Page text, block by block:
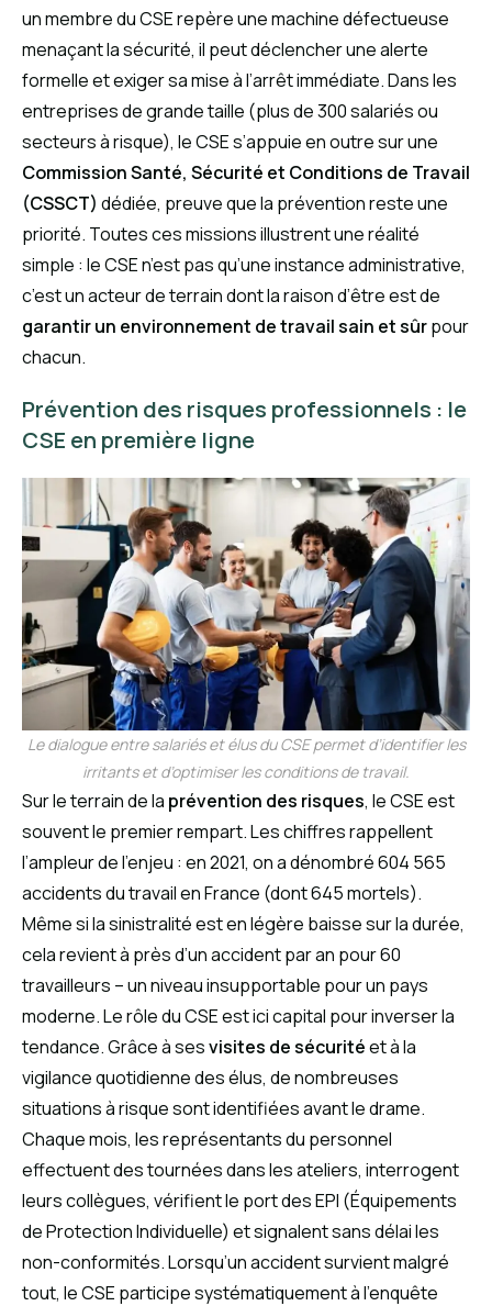
un membre du CSE repère une machine défectueuse
menaçant la sécurité, il peut déclencher une alerte
formelle et exiger sa mise à l’arrêt immédiate. Dans les
entreprises de grande taille (plus de 300 salariés ou
secteurs à risque), le CSE s’appuie en outre sur une
Commission Santé, Sécurité et Conditions de Travail
(CSSCT) dédiée, preuve que la prévention reste une
priorité. Toutes ces missions illustrent une réalité
simple : le CSE n’est pas qu’une instance administrative,
c’est un acteur de terrain dont la raison d’être est de
garantir un environnement de travail sain et sûrpour
chacun.
Prévention des risques professionnels : le
CSE en première ligne
Le dialogue entre salariés et élus du CSE permet d’identifier les
irritants et d’optimiser les conditions de travail.
Sur le terrain de la prévention des risques, le CSE est
souvent le premier rempart. Les chiffres rappellent
l’ampleur de l’enjeu : en 2021, on a dénombré 604 565
accidents du travail en France (dont 645 mortels).
Même si la sinistralité est en légère baisse sur la durée,
cela revient à près d’un accident par an pour 60
travailleurs – un niveau insupportable pour un pays
moderne. Le rôle du CSE est ici capital pour inverser la
tendance. Grâce à sesvisites de sécuritéet à la
vigilance quotidienne des élus, de nombreuses
situations à risque sont identifiées avant le drame.
Chaque mois, les représentants du personnel
effectuent des tournées dans les ateliers, interrogent
leurs collègues, vérifient le port des EPI (Équipements
de Protection Individuelle) et signalent sans délai les
non-conformités. Lorsqu’un accident survient malgré
tout, le CSE participe systématiquement à l’enquête